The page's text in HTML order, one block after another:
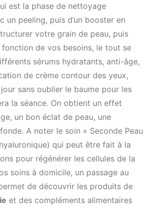
est la phase de nettoyage
un peeling, puis d’un booster en
votre grain de peau, puis
fonction de vos besoins, le tout se
sérums hydratants, anti-âge,
de crème contour des yeux,
jour sans oublier le baume pour les
la séance. On obtient un effet
un bon éclat de peau, une
A noter le soin « Seconde Peau
qui peut être fait à la
pour régénérer les cellules de la
soins à domicile, un passage au
de découvrir les produits de
et des compléments alimentaires